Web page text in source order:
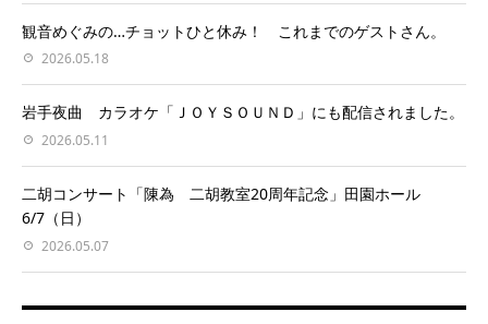
観音めぐみの…チョットひと休み！ これまでのゲストさん。
2026.05.18
岩手夜曲 カラオケ「ＪＯＹＳＯＵＮＤ」にも配信されました。
2026.05.11
二胡コンサート「陳為 二胡教室20周年記念」田園ホール
6/7（日）
2026.05.07